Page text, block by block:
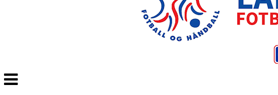
Veksle
navigasjon